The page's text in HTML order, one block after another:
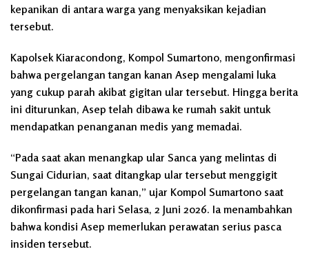
kepanikan di antara warga yang menyaksikan kejadian
tersebut.
Kapolsek Kiaracondong, Kompol Sumartono, mengonfirmasi
bahwa pergelangan tangan kanan Asep mengalami luka
yang cukup parah akibat gigitan ular tersebut. Hingga berita
ini diturunkan, Asep telah dibawa ke rumah sakit untuk
mendapatkan penanganan medis yang memadai.
“Pada saat akan menangkap ular Sanca yang melintas di
Sungai Cidurian, saat ditangkap ular tersebut menggigit
pergelangan tangan kanan,” ujar Kompol Sumartono saat
dikonfirmasi pada hari Selasa, 2 Juni 2026. Ia menambahkan
bahwa kondisi Asep memerlukan perawatan serius pasca
insiden tersebut.